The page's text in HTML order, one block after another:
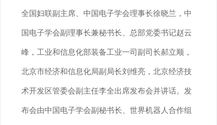
全国妇联副主席、中国电子学会理事长徐晓兰，中
国电子学会副理事长兼秘书长、总部党委书记赵云
峰，工业和信息化部装备工业一司副司长郝立顺，
北京市经济和信息化局副局长刘维亮，北京经济技
术开发区管委会副主任李全出席发布会并讲话。发
布会由中国电子学会副秘书长、世界机器人合作组